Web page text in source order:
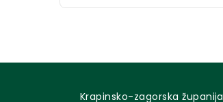
Krapinsko-zagorska županija